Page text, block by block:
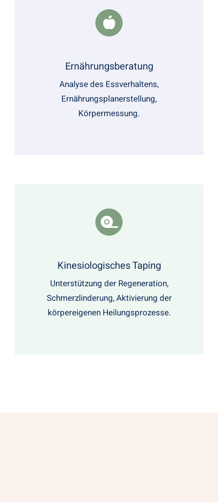
Ernährungsberatung
Analyse des Essverhaltens,
Ernährungsplanerstellung,
Körpermessung.
Kinesiologisches Taping
Unterstützung der Regeneration,
Schmerzlinderung, Aktivierung der
körpereigenen Heilungsprozesse.